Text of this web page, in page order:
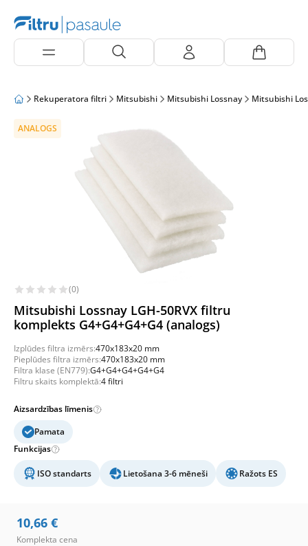
Rekuperatora filtri Mitsubishi Mitsubishi Lossnay Mitsubishi
ANALOGS
(0)
Mitsubishi Lossnay LGH-50RVX filtru
komplekts G4+G4+G4+G4 (analogs)
Izplūdes filtra izmērs:470x183x20 mm
Pieplūdes filtra izmērs:470x183x20 mm
Filtra klase (EN779):G4+G4+G4+G4+G4
Filtru skaits komplektā:4 filtri
Aizsardzības līmenis
Pamata
Funkcijas
ISO standarts Lietošana 3-6 mēneši Ražots ES
10,66 €
Komplekta cena